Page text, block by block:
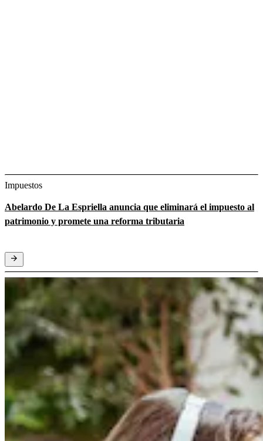
Impuestos
Abelardo De La Espriella anuncia que eliminará el impuesto al
patrimonio y promete una reforma tributaria